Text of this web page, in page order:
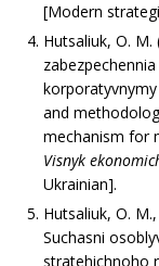
[Modern
Hutsaliuk, O.
and
mechanism for
Visnyk
Ukrainian].
Hutsaliuk, О. М.,
Suchasni
stratehichnoho